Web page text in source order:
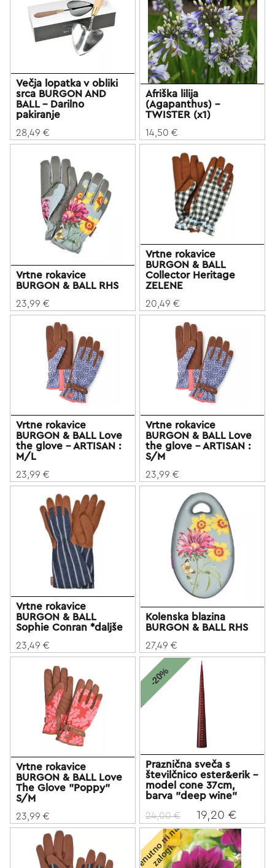
Večja lopatka v obliki
srca BURGON AND
BALL - Darilno
pakiranje
28,49 €
Afriška lilija
(Agapanthus) -
TWISTER (x1)
14,50 €
Vrtne rokavice
BURGON & BALL RHS
23,99 €
Vrtne rokavice
BURGON & BALL
Collector Heritage
ZELENE
20,49 €
Vrtne rokavice
BURGON & BALL Love
the glove - ARTISAN :
M/L
23,99 €
Vrtne rokavice
BURGON & BALL Love
the glove - ARTISAN :
S/M
23,99 €
Vrtne rokavice
BURGON & BALL
Sophie Conran *daljše
23,49 €
Kolenska blazina
BURGON & BALL RHS
27,49 €
Vrtne rokavice
BURGON & BALL Love
The Glove "Poppy"
S/M
23,99 €
-20%
Praznična sveča s
številčnico ester&erik -
model cone 37cm,
barva "deep wine"
24,00 € 19,20 €
T
r
e
n
u
t
n
o
n
i
n
a
z
a
l
o
g
i